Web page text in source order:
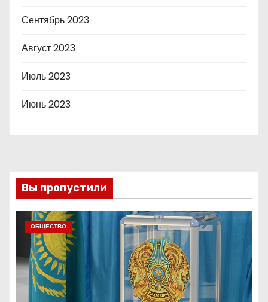
Сентябрь 2023
Август 2023
Июль 2023
Июнь 2023
Вы пропустили
ОБЩЕСТВО